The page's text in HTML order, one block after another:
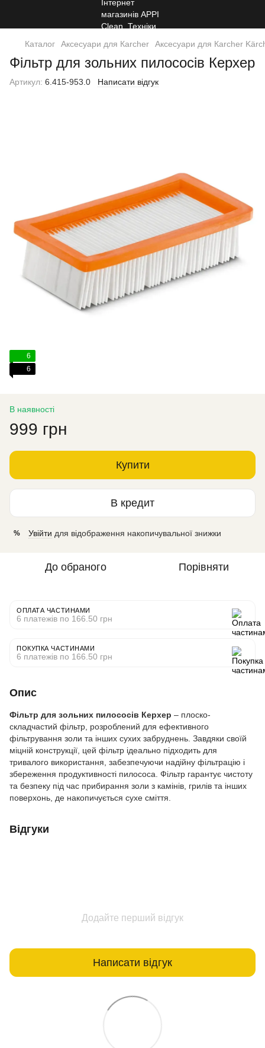
Каталог Аксесуари для Кarcher Аксесуари для Кarcher
Фільтр для зольних пилососів Керхер
Артикул: 6.415-953.0 Написати відгук
6
6
В наявності
999 грн
Купити
В кредит
% Увійти для відображення накопичувальної знижки
До обраного Порівняти
ОПЛАТА ЧАСТИНАМИ
6 платежів по 166.50 грн
ПОКУПКА ЧАСТИНАМИ
6 платежів по 166.50 грн
Опис
Фільтр для зольних пилососів Керхер – плоско-
складчастий фільтр, розроблений для ефективного
фільтрування золи та інших сухих забруднень. Завдяки своїй
міцній конструкції, цей фільтр ідеально підходить для
тривалого використання, забезпечуючи надійну фільтрацію і
збереження продуктивності пилососа. Фільтр гарантує чистоту
та безпеку під час прибирання золи з камінів, грилів та інших
поверхонь, де накопичується сухе сміття.
Відгуки
Додайте перший відгук
Написати відгук